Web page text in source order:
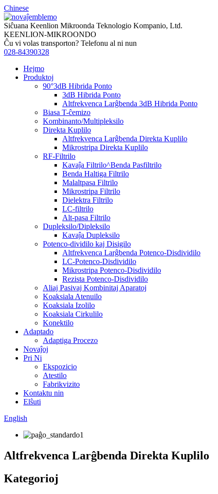
Chinese
Siĉuana Keenlion Mikroonda Teknologio Kompanio, Ltd.
KEENLION-MIKROONDO
Ĉu vi volas transporton? Telefonu al ni nun
028-84390328
Hejmo
Produktoj
90°3dB Hibrida Ponto
3dB Hibrida Ponto
Altfrekvenca Larĝbenda 3dB Hibrida Ponto
Biasa T-ĉemizo
Kombinanto/Multipleksilo
Direkta Kuplilo
Altfrekvenca Larĝbenda Direkta Kuplilo
Mikrostripa Direkta Kuplilo
RF-Filtrilo
Kavaĵa Filtrilo^Benda Pasfiltrilo
Benda Haltiga Filtrilo
Malaltpasa Filtrilo
Mikrostripa Filtrilo
Dielektra Filtrilo
LC-filtrilo
Alt-pasa Filtrilo
Dupleksilo/Dipleksilo
Kavaĵa Dupleksilo
Potenco-dividilo kaj Disigilo
Altfrekvenca Larĝbenda Potenco-Disdividilo
LC-Potenco-Disdividilo
Mikrostripa Potenco-Disdividilo
Rezista Potenco-Disdividilo
Aliaj Pasivaj Kombinitaj Aparatoj
Koaksiala Atenuilo
Koaksiala Izolilo
Koaksiala Cirkulilo
Konektilo
Adaptado
Adaptiga Procezo
Novaĵoj
Pri Ni
Ekspozicio
Atestilo
Fabrikvizito
Kontaktu nin
Elŝuti
English
Altfrekvenca Larĝbenda Direkta Kuplilo
Kategorioj